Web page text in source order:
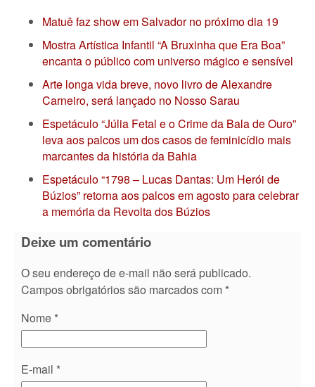
Matuê faz show em Salvador no próximo dia 19
Mostra Artística Infantil “A Bruxinha que Era Boa”
encanta o público com universo mágico e sensível
Arte longa vida breve, novo livro de Alexandre
Carneiro, será lançado no Nosso Sarau
Espetáculo “Júlia Fetal e o Crime da Bala de Ouro”
leva aos palcos um dos casos de feminicídio mais
marcantes da história da Bahia
Espetáculo “1798 – Lucas Dantas: Um Herói de
Búzios” retorna aos palcos em agosto para celebrar
a memória da Revolta dos Búzios
Deixe um comentário
O seu endereço de e-mail não será publicado.
Campos obrigatórios são marcados com *
Nome *
E-mail *